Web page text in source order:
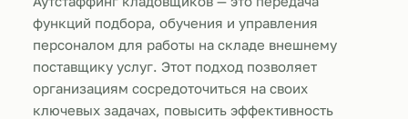
функций подбора, обучения и управления
персоналом для работы на складе внешнему
поставщику услуг. Этот подход позволяет
организациям сосредоточиться на своих
ключевых задачах, повысить эффективность